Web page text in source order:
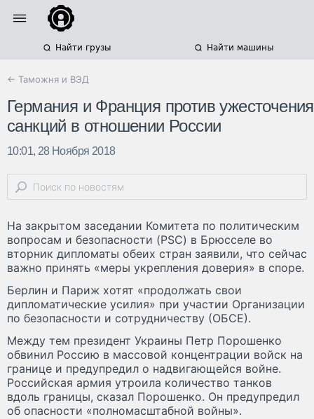
Найти грузы Найти машины
← Таможня и ВЭД
Германия и Франция против ужесточения
санкций в отношении России
10:01, 28 Ноября 2018
На закрытом заседании Комитета по политическим
вопросам и безопасности (PSC) в Брюсселе во
вторник дипломаты обеих стран заявили, что сейчас
важно принять «меры укрепления доверия» в споре.
Берлин и Париж хотят «продолжать свои
дипломатические усилия» при участии Организации
по безопасности и сотрудничеству (ОБСЕ).
Между тем президент Украины Петр Порошенко
обвинил Россию в массовой концентрации войск на
границе и предупредил о надвигающейся войне.
Российская армия утроила количество танков
вдоль границы, сказал Порошенко. Он предупредил
об опасности «полномасштабной войны».